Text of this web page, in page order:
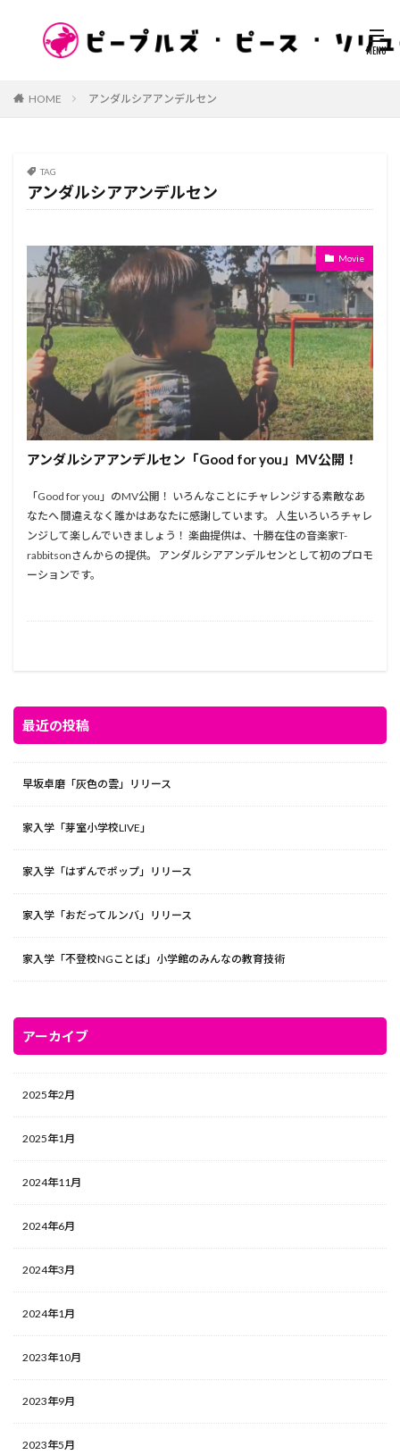
HOME アンダルシアアンデルセン
TAG
アンダルシアアンデルセン
Movie
アンダルシアアンデルセン「Good for you」MV公開！
「Good for you」のMV公開！ いろんなことにチャレンジする素敵なあ
なたへ 間違えなく誰かはあなたに感謝しています。 人生いろいろチャレ
ンジして楽しんでいきましょう！ 楽曲提供は、十勝在住の音楽家T-
rabbitsonさんからの提供。 アンダルシアアンデルセンとして初のプロモ
ーションです。
最近の投稿
早坂卓磨「灰色の雲」リリース
家入学「芽室小学校LIVE」
家入学「はずんでポップ」リリース
家入学「おだってルンバ」リリース
家入学「不登校NGことば」小学館のみんなの教育技術
アーカイブ
2025年2月
2025年1月
2024年11月
2024年6月
2024年3月
2024年1月
2023年10月
2023年9月
2023年5月